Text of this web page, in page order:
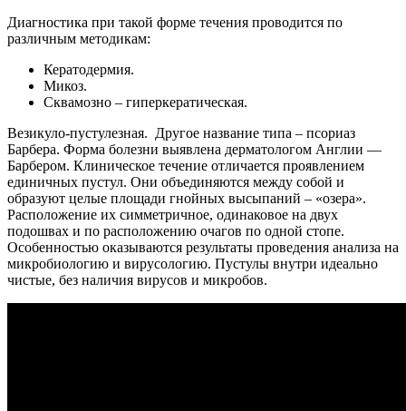
Диагностика при такой форме течения проводится по
различным методикам:
Кератодермия.
Микоз.
Сквамозно – гиперкератическая.
Везикуло-пустулезная. Другое название типа – псориаз
Барбера. Форма болезни выявлена дерматологом Англии —
Барбером. Клиническое течение отличается проявлением
единичных пустул. Они объединяются между собой и
образуют целые площади гнойных высыпаний – «озера».
Расположение их симметричное, одинаковое на двух
подошвах и по расположению очагов по одной стопе.
Особенностью оказываются результаты проведения анализа на
микробиологию и вирусологию. Пустулы внутри идеально
чистые, без наличия вирусов и микробов.